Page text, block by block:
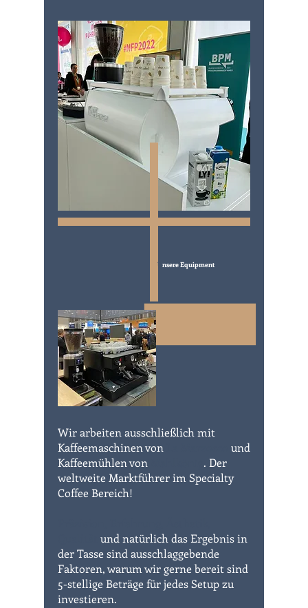
U nsere Equipment
Wir arbeiten ausschließlich mit
Kaffeemaschinen von
und
Kaffeemühlen von
. Der
weltweite Marktführer im Specialty
Coffee Bereich!
und natürlich das Ergebnis in
der Tasse sind ausschlaggebende
Faktoren, warum wir gerne bereit sind
5-stellige Beträge für jedes Setup zu
investieren.